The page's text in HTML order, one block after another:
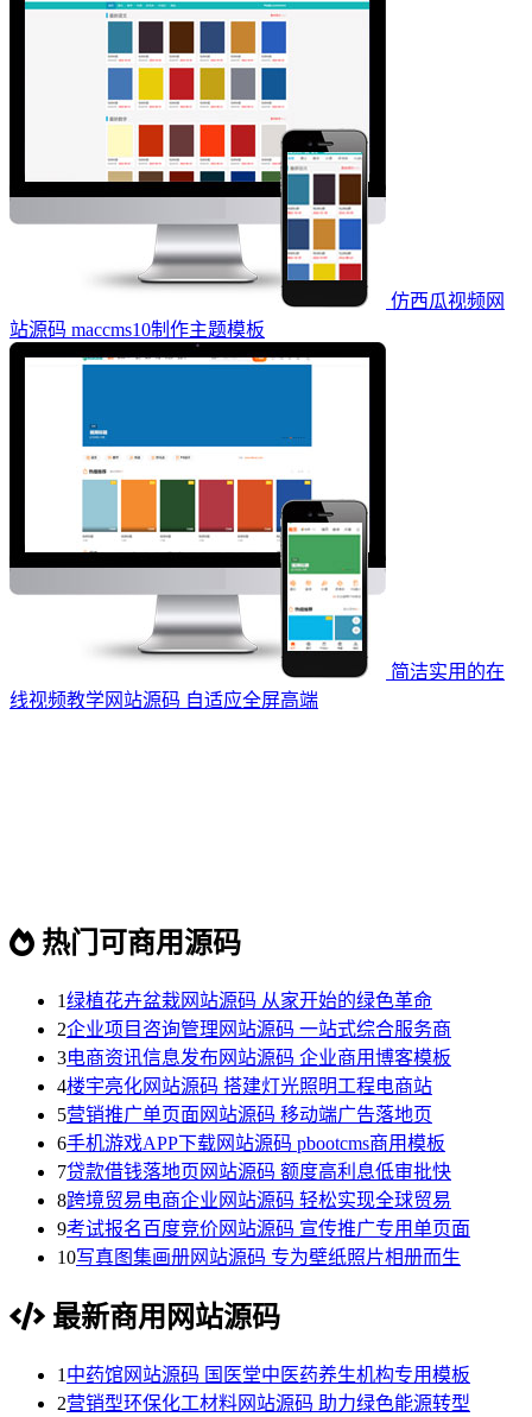
仿西瓜视频网
站源码 maccms10制作主题模板
简洁实用的在
线视频教学网站源码 自适应全屏高端
热门可商用源码
1绿植花卉盆栽网站源码 从家开始的绿色革命
2企业项目咨询管理网站源码 一站式综合服务商
3电商资讯信息发布网站源码 企业商用博客模板
4楼宇亮化网站源码 搭建灯光照明工程电商站
5营销推广单页面网站源码 移动端广告落地页
6手机游戏APP下载网站源码 pbootcms商用模板
7贷款借钱落地页网站源码 额度高利息低审批快
8跨境贸易电商企业网站源码 轻松实现全球贸易
9考试报名百度竞价网站源码 宣传推广专用单页面
10写真图集画册网站源码 专为壁纸照片相册而生
最新商用网站源码
1 中药馆网站源码 国医堂中医药养生机构专用模板
2营销型环保化工材料网站源码 助力绿色能源转型